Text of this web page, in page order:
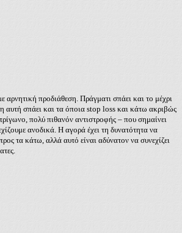
προδιάθεση. Πράγματι σπάει και το μέχρι
αυτή σπάει και τα όποια stop loss και κάτω ακριβώς
πολύ πιθανόν αντιστροφής – που σημαίνει
ανοδικά. Η αγορά έχει τη δυνατότητα να
τα κάτω, αλλά αυτό είναι αδύνατον να συνεχίζει